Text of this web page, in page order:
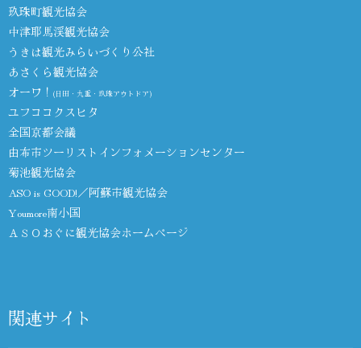
玖珠町観光協会
中津耶馬渓観光協会
うきは観光みらいづくり公社
あさくら観光協会
オーワ！ (日田・九重・玖珠アウトドア)
ユフココクスヒタ
全国京都会議
由布市ツーリストインフォメーションセンター
菊池観光協会
ASO is GOOD!／阿蘇市観光協会
Youmore南小国
ＡＳＯおぐに観光協会ホームページ
関連サイト